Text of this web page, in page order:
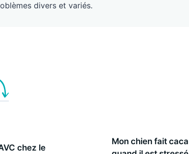
divers et variés.
chez le
Mon chien fait caca